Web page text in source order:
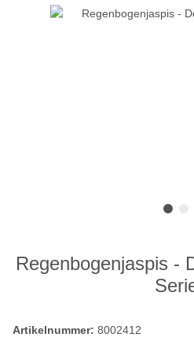
Regenbogenjaspis -
Artikelnummer: 8002412